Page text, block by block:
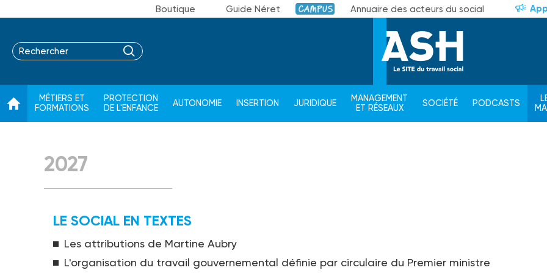
Boutique Guide Néret Campus Annuaire des acteurs du social
MÉTIERS ET
FORMATIONS
PROTECTION
DE L'ENFANCE
AUTONOMIE INSERTION JURIDIQUE
MANAGEMENT
ET RÉSEAUX
SOCIÉTÉ PODCASTS
2027
LE SOCIAL EN TEXTES
Les attributions de Martine Aubry
L'organisation du travail gouvernemental définie par circulaire du Premier ministre